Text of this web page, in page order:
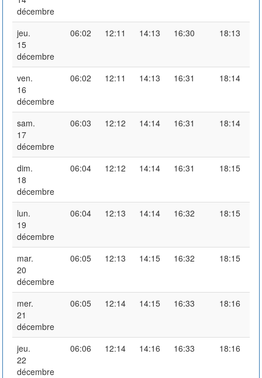
décembre
jeu.
15
décembre
06:02 12:11 14:13 16:30 18:13
ven.
16
décembre
06:02 12:11 14:13 16:31 18:14
sam.
17
décembre
06:03 12:12 14:14 16:31 18:14
dim.
18
décembre
06:04 12:12 14:14 16:31 18:15
lun.
19
décembre
06:04 12:13 14:14 16:32 18:15
mar.
20
décembre
06:05 12:13 14:15 16:32 18:15
mer.
21
décembre
06:05 12:14 14:15 16:33 18:16
jeu.
22
décembre
06:06 12:14 14:16 16:33 18:16